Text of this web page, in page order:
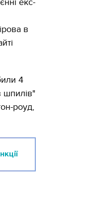
екс-
в
4
шпилів"
роуд,